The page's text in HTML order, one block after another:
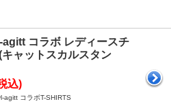
コラボ レディースチ
キャットスカルスタン
込)
agitt コラボT-SHIRTS